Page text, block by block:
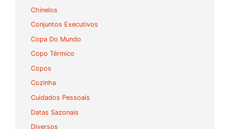
Chinelos
Conjuntos Executivos
Copa Do Mundo
Copo Térmico
Copos
Cozinha
Cuidados Pessoais
Datas Sazonais
Diversos